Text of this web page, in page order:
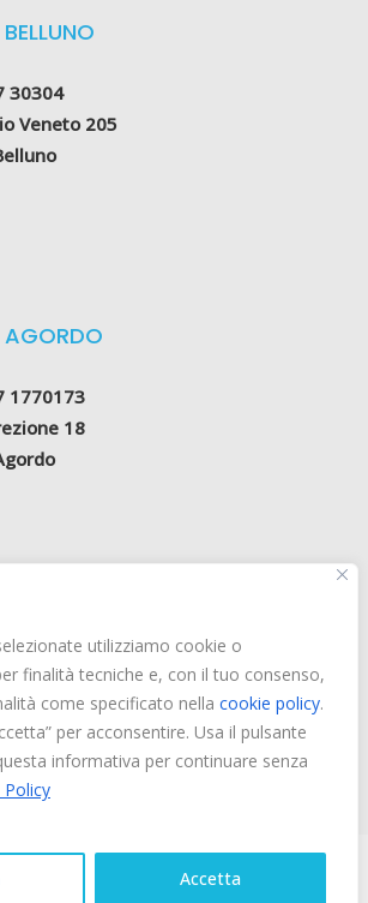
utilizziamo cookie o
finalità tecniche e, con il tuo consenso,
come specificato nella cookie policy.
per acconsentire. Usa il pulsante
informativa per continuare senza
Accetta
30304
Veneto 205
1770173
18
S.r.l
Veneto, 205 – 32100 Belluno
BL 01129220255
15.000 i.v. –Privacy Policy